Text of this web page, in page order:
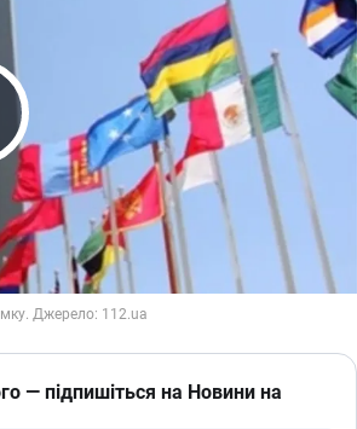
Video
— підпишіться на Новини на